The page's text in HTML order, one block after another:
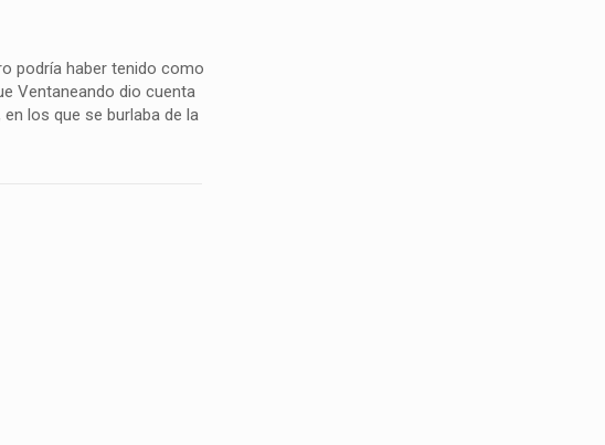
podría haber tenido como
Ventaneando dio cuenta
los que se burlaba de la